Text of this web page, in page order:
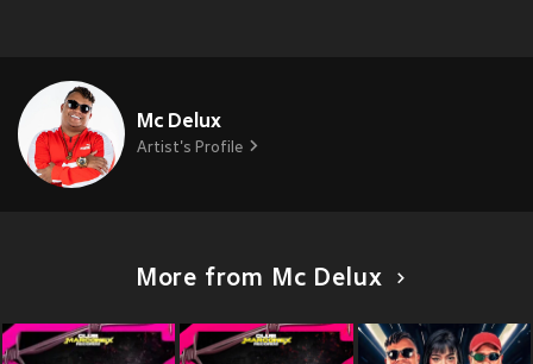
Mc Delux
Artist's Profile
More from Mc Delux